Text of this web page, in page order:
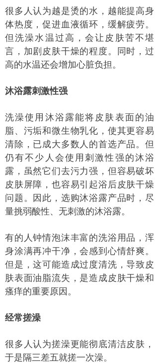
很多人认为越是烫的水，越能提高身
体热度，促进血液循环，缓解疲劳。
但洗澡水温过高，会让皮肤苦不堪
言，加剧皮肤干燥的程度。同时，过
高的水温还会增加心脏负担。
沐浴露刺激性强
洗澡使用沐浴露能将皮肤表面的油
脂、污垢和微生物乳化，使其更容易
清除，已成大多数人的首选产品。但
仍有不少人会使用刺激性强的沐浴
露，虽然它们去污力强，但容易破坏
皮肤屏障，也容易引起浴后皮肤干燥
问题。因此，选购沐浴露产品时，尽
量挑弱酸性、无刺激的沐浴露。
有的人钟情泡沫丰富的洗浴用品，浑
身涂满再冲干净，会感到心情舒爽。
但是，这可能造成过度清洗，导致皮
肤表面油脂流失，是造成皮肤干燥和
瘙痒的重要原因。
经常搓澡
很多人认为搓澡更能彻底清洁皮肤，
于是隔三差五就搓一次澡。